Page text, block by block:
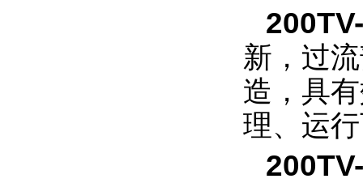
200T
新，过
造，具
理、运
200T